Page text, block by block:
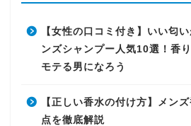
【女性の口コミ付き】いい匂
ンズシャンプー人気10選！香
モテる男になろう
【正しい香水の付け方】メン
点を徹底解説